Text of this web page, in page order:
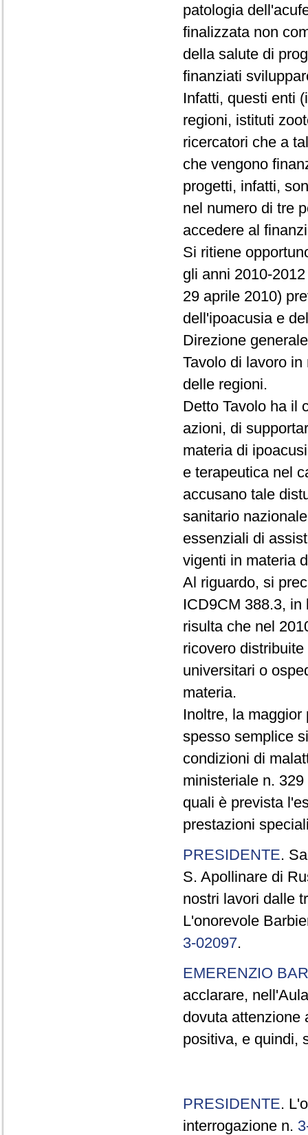
patologia
finalizzata non
della salute di
finanziati
Infatti, questi enti
regioni, istituti
ricercatori che a
che vengono
progetti, infatti,
nel numero di tre
accedere al
Si ritiene
gli anni 2010-
29 aprile 2010)
dell'ipoacusia e
Direzione
Tavolo di lavoro
delle regioni.
Detto Tavolo ha il
azioni, di
materia di
e terapeutica nel
accusano tale
sanitario
essenziali di
vigenti in materia
Al riguardo, si
ICD9CM 388.3,
risulta che nel
ricovero
universitari o
materia.
Inoltre, la
spesso semplice
condizioni di
ministeriale n.
quali è prevista
prestazioni
PRESIDENTE.
S. Apollinare di
nostri lavori dalle
L'onorevole
3-02097.
EMERENZIO
acclarare,
dovuta attenzione
positiva, e quindi,
PRESIDENTE.
interrogazione n.